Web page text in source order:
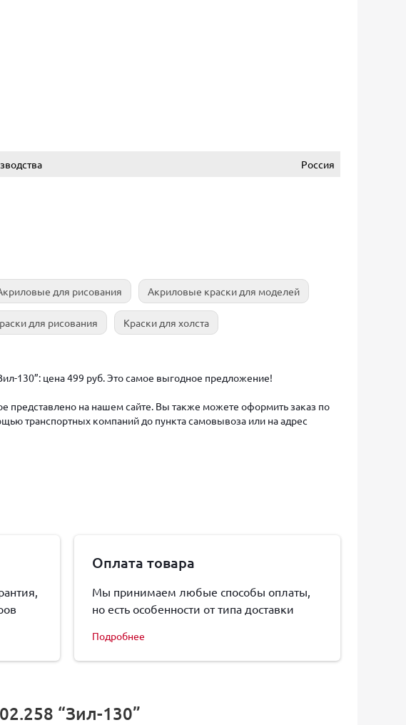
Россия
для рисования Акриловые краски для моделей
для рисования Краски для холста
130”: цена 499 руб. Это самое выгодное предложение!
представлено на нашем сайте. Вы также можете оформить заказ по
транспортных компаний до пункта самовывоза или на адрес
Оплата товара
Мы принимаем любые способы оплаты,
но есть особенности от типа доставки
Подробнее
“Зил-130”